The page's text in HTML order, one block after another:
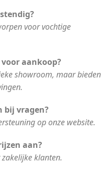
voor vochtige
aankoop?
showroom, maar bieden
bij vragen?
op onze website.
aan?
klanten.